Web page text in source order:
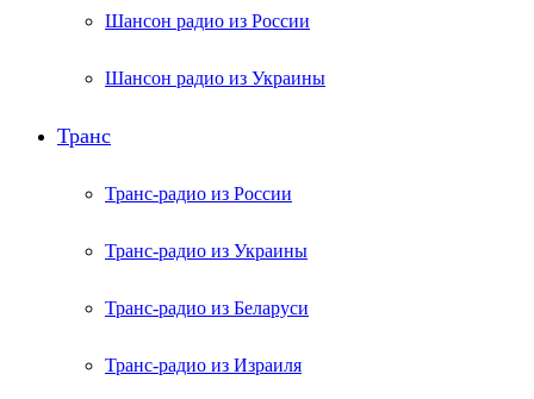
Шансон радио из России
Шансон радио из Украины
Транс
Транс-радио из России
Транс-радио из Украины
Транс-радио из Беларуси
Транс-радио из Израиля